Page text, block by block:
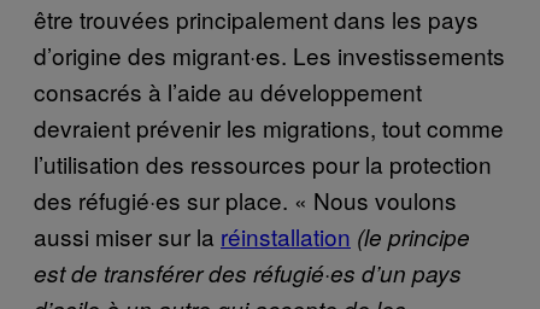
être trouvées principalement dans les pays
d’origine des migrant·es. Les investissements
consacrés à l’aide au développement
devraient prévenir les migrations, tout comme
l’utilisation des ressources pour la protection
des réfugié·es sur place. « Nous voulons
aussi miser sur la réinstallation (le principe
est de transférer des réfugié·es d’un pays